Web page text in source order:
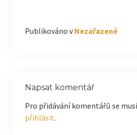
Publikováno v Nezařazené
Napsat komentář
Pro přidávání komentářů se
přihlásit.